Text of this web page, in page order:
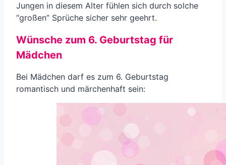
Jungen in diesem Alter fühlen sich durch solche
“großen” Sprüche sicher sehr geehrt.
Wünsche zum 6. Geburtstag für
Mädchen
Bei Mädchen darf es zum 6. Geburtstag
romantisch und märchenhaft sein: